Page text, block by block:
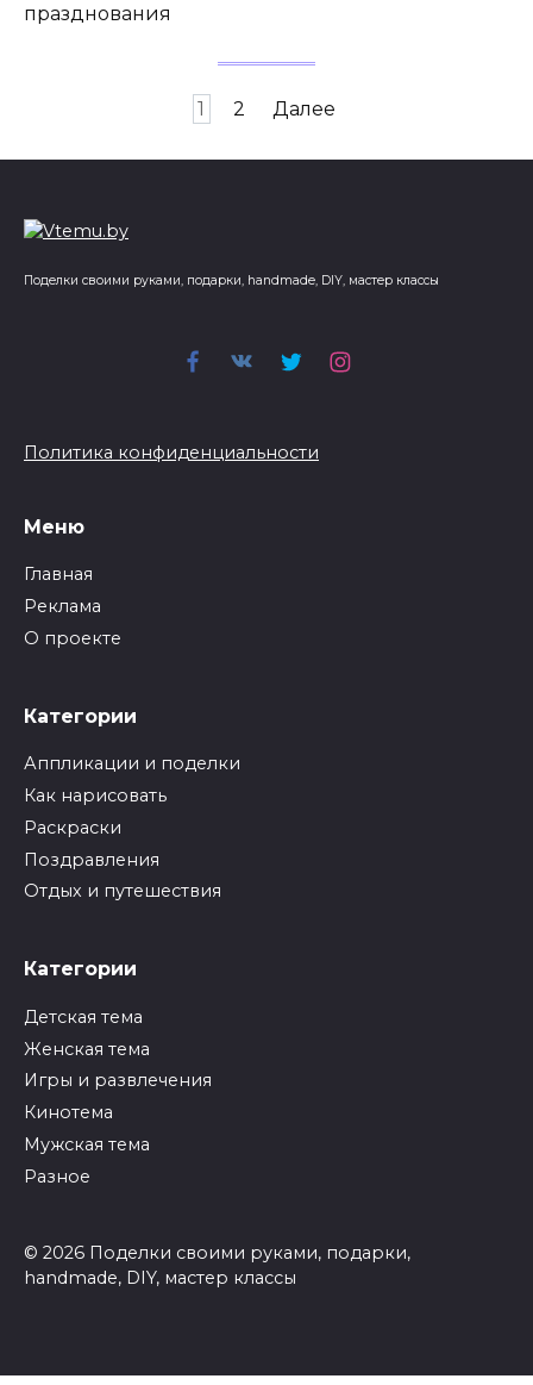
празднования
1 2 Далее
Поделки своими руками, подарки, handmade, DIY, мастер классы
Политика конфиденциальности
Меню
Главная
Реклама
О проекте
Категории
Аппликации и поделки
Как нарисовать
Раскраски
Поздравления
Отдых и путешествия
Категории
Детская тема
Женская тема
Игры и развлечения
Кинотема
Мужская тема
Разное
© 2026 Поделки своими руками, подарки,
handmade, DIY, мастер классы